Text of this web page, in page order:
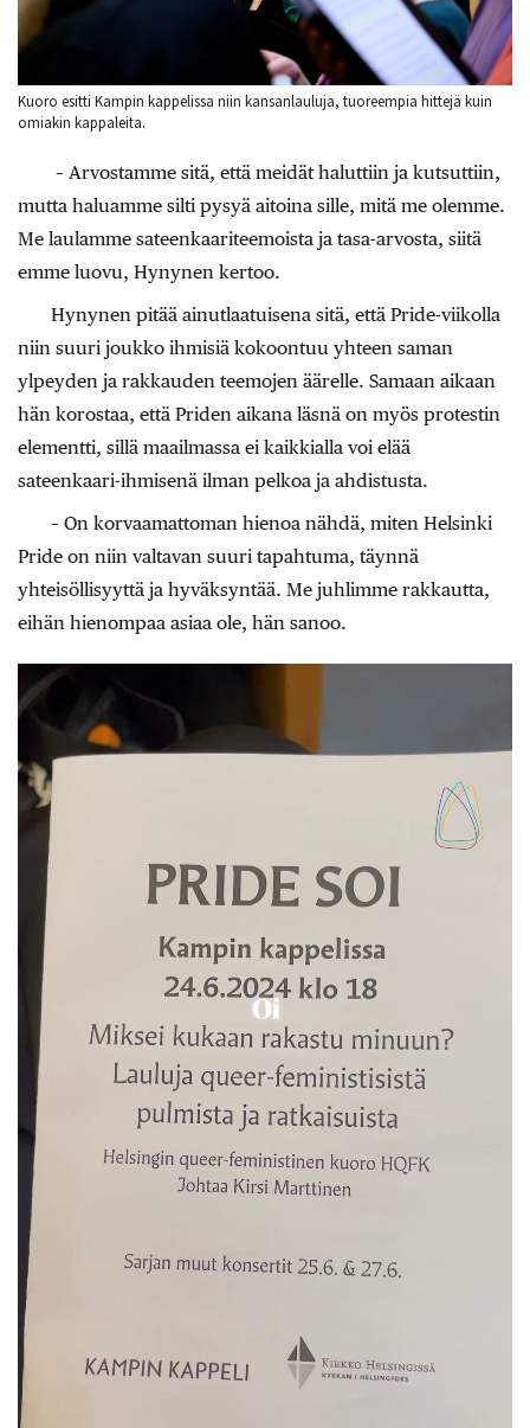
Kuoro esitti Kampin kappelissa niin kansanlauluja, tuoreempia hittejä kuin
omiakin kappaleita.
– Arvostamme sitä, että meidät haluttiin ja kutsuttiin,
mutta haluamme silti pysyä aitoina sille, mitä me olemme.
Me laulamme sateenkaariteemoista ja tasa-arvosta, siitä
emme luovu, Hynynen kertoo.
Hynynen pitää ainutlaatuisena sitä, että Pride-viikolla
niin suuri joukko ihmisiä kokoontuu yhteen saman
ylpeyden ja rakkauden teemojen äärelle. Samaan aikaan
hän korostaa, että Priden aikana läsnä on myös protestin
elementti, sillä maailmassa ei kaikkialla voi elää
sateenkaari-ihmisenä ilman pelkoa ja ahdistusta.
– On korvaamattoman hienoa nähdä, miten Helsinki
Pride on niin valtavan suuri tapahtuma, täynnä
yhteisöllisyyttä ja hyväksyntää. Me juhlimme rakkautta,
eihän hienompaa asiaa ole, hän sanoo.